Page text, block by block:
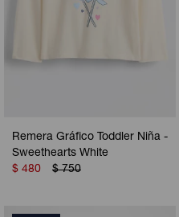
Remera Gráfico Toddler Niña -
Sweethearts White
$ 480 $ 750